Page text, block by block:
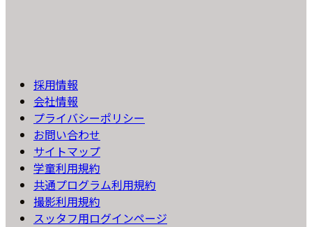
採用情報
会社情報
プライバシーポリシー
お問い合わせ
サイトマップ
学童利用規約
共通プログラム利用規約
撮影利用規約
スッタフ用ログインページ